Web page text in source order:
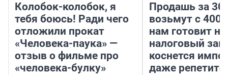
Колобок-колобок, я
тебя боюсь! Ради чего
отложили прокат
«Человека-паука» —
отзыв о фильме про
«человека-булку»
Продашь за
возьмут с
нам готовит
налоговый
коснется
даже